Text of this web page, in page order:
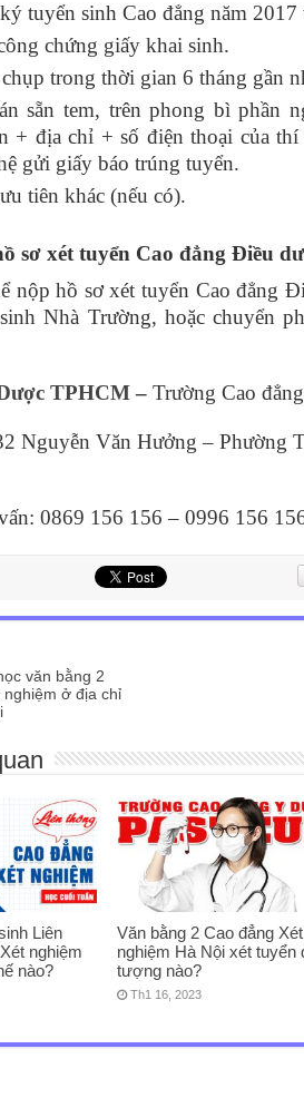
tuyển sinh Cao đẳng năm
chứng giấy khai sinh.
trong thời gian 6 tháng gần
sẵn tem, trên phong bì phần
+ địa chỉ + số điện thoại của thí
gửi giấy báo trúng tuyển.
tiên khác (nếu có).
sơ xét tuyển Cao đẳng Điều
nộp hồ sơ xét tuyển Cao đẳng
Nhà Trường, hoặc chuyển
TPHCM– Trường Cao
Nguyễn Văn Hưởng – Phường
0869 156 156 – 0996 156
văn bằng 2
ở địa chỉ
Liên
nghiệm
nào?
Văn bằng 2 Cao đẳng Xét
nghiệm Hà Nội xét tuyển
tượng nào?
Th1 16, 2023